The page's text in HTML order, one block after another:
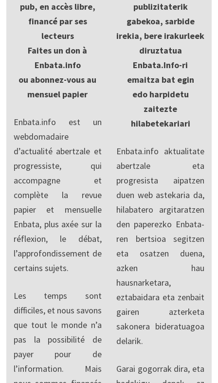
pub, en accès libre,
financé par ses
lecteurs
Faites un don à
Enbata.info
ou abonnez-vous au
mensuel papier
Enbata.info est un
webdomadaire
d’actualité abertzale et
progressiste, qui
accompagne et
complète la revue
papier et mensuelle
Enbata, plus axée sur la
réflexion, le débat,
l’approfondissement de
certains sujets.
Les temps sont
difficiles, et nous savons
que tout le monde n’a
pas la possibilité de
payer pour de
l’information. Mais
publizitaterik
gabekoa, sarbide
irekia, bere irakurleek
diruztatua
Enbata.Info-ri
emaitza bat egin
edo harpidetu
zaitezte
hilabetekariari
Enbata.info aktualitate
abertzale eta
progresista aipatzen
duen web astekaria da,
hilabatero argitaratzen
den paperezko Enbata-
ren bertsioa segitzen
eta osatzen duena,
azken hau
hausnarketara,
eztabaidara eta zenbait
gairen azterketa
sakonera bideratuagoa
delarik.
Garai gogorrak dira, eta